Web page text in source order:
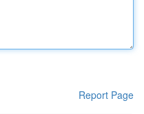
Report Page